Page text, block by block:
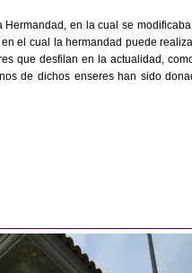
en la cual se
el cual la hermandad puede
que desfilan en la actualidad,
de dichos enseres han sido